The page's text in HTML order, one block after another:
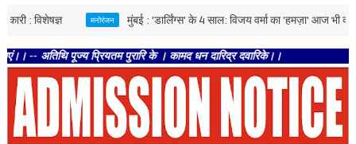
मनोरंजन मुंबई : 'डार्लिंग्स' के 4 साल: विजय वर्मा का 'हमज़ा' आज भी क्यों देता
पूज्य प्रियतम पुरारि के । कामद धन दारिद्र दवारिके।।